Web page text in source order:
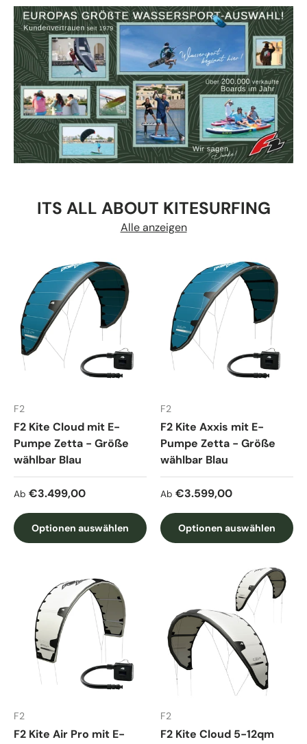
ITS ALL ABOUT KITESURFING
Alle anzeigen
F2
F2 Kite Cloud mit E-
Pumpe Zetta - Größe
wählbar Blau
Normaler Preis
Ab €3.499,00
Optionen auswählen
F2
F2 Kite Axxis mit E-
Pumpe Zetta - Größe
wählbar Blau
Normaler Preis
Ab €3.599,00
Optionen auswählen
F2
F2 Kite Air Pro mit E-
F2
F2 Kite Cloud 5-12qm